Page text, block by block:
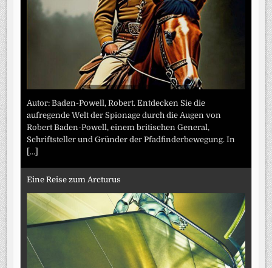
Autor: Baden-Powell, Robert. Entdecken Sie die
aufregende Welt der Spionage durch die Augen von
Robert Baden-Powell, einem britischen General,
Schriftsteller und Gründer der Pfadfinderbewegung. In
[...]
Eine Reise zum Arcturus